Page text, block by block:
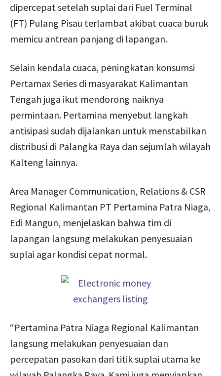
dipercepat setelah suplai dari Fuel Terminal
(FT) Pulang Pisau terlambat akibat cuaca buruk
memicu antrean panjang di lapangan.
Selain kendala cuaca, peningkatan konsumsi
Pertamax Series di masyarakat Kalimantan
Tengah juga ikut mendorong naiknya
permintaan. Pertamina menyebut langkah
antisipasi sudah dijalankan untuk menstabilkan
distribusi di Palangka Raya dan sejumlah wilayah
Kalteng lainnya.
Area Manager Communication, Relations & CSR
Regional Kalimantan PT Pertamina Patra Niaga,
Edi Mangun, menjelaskan bahwa tim di
lapangan langsung melakukan penyesuaian
suplai agar kondisi cepat normal.
“Pertamina Patra Niaga Regional Kalimantan
langsung melakukan penyesuaian dan
percepatan pasokan dari titik suplai utama ke